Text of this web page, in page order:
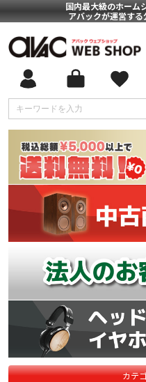
国内最大級のホーム
アバックが運営す
カテ